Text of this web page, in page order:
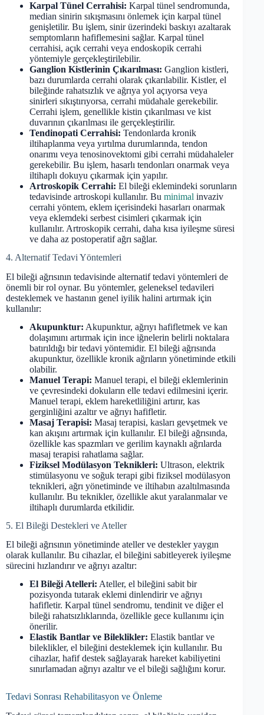
Karpal Tünel Cerrahisi: Karpal tünel sendromunda,
median sinirin sıkışmasını önlemek için karpal tünel
genişletilir. Bu işlem, sinir üzerindeki baskıyı azaltarak
semptomların hafiflemesini sağlar. Karpal tünel
cerrahisi, açık cerrahi veya endoskopik cerrahi
yöntemiyle gerçekleştirilebilir.
Ganglion Kistlerinin Çıkarılması: Ganglion kistleri,
bazı durumlarda cerrahi olarak çıkarılabilir. Kistler, el
bileğinde rahatsızlık ve ağrıya yol açıyorsa veya
sinirleri sıkıştırıyorsa, cerrahi müdahale gerekebilir.
Cerrahi işlem, genellikle kistin çıkarılması ve kist
duvarının çıkarılması ile gerçekleştirilir.
Tendinopati Cerrahisi: Tendonlarda kronik
iltihaplanma veya yırtılma durumlarında, tendon
onarımı veya tenosinovektomi gibi cerrahi müdahaleler
gerekebilir. Bu işlem, hasarlı tendonları onarmak veya
iltihaplı dokuyu çıkarmak için yapılır.
Artroskopik Cerrahi: El bileği eklemindeki sorunların
tedavisinde artroskopi kullanılır. Bu minimal invaziv
cerrahi yöntem, eklem içerisindeki hasarları onarmak
veya eklemdeki serbest cisimleri çıkarmak için
kullanılır. Artroskopik cerrahi, daha kısa iyileşme süresi
ve daha az postoperatif ağrı sağlar.
4. Alternatif Tedavi Yöntemleri
El bileği ağrısının tedavisinde alternatif tedavi yöntemleri de
önemli bir rol oynar. Bu yöntemler, geleneksel tedavileri
desteklemek ve hastanın genel iyilik halini artırmak için
kullanılır:
Akupunktur: Akupunktur, ağrıyı hafifletmek ve kan
dolaşımını artırmak için ince iğnelerin belirli noktalara
batırıldığı bir tedavi yöntemidir. El bileği ağrısında
akupunktur, özellikle kronik ağrıların yönetiminde etkili
olabilir.
Manuel Terapi: Manuel terapi, el bileği eklemlerinin
ve çevresindeki dokuların elle tedavi edilmesini içerir.
Manuel terapi, eklem hareketliliğini artırır, kas
gerginliğini azaltır ve ağrıyı hafifletir.
Masaj Terapisi: Masaj terapisi, kasları gevşetmek ve
kan akışını artırmak için kullanılır. El bileği ağrısında,
özellikle kas spazmları ve gerilim kaynaklı ağrılarda
masaj terapisi rahatlama sağlar.
Fiziksel Modülasyon Teknikleri: Ultrason, elektrik
stimülasyonu ve soğuk terapi gibi fiziksel modülasyon
teknikleri, ağrı yönetiminde ve iltihabın azaltılmasında
kullanılır. Bu teknikler, özellikle akut yaralanmalar ve
iltihaplı durumlarda etkilidir.
5. El Bileği Destekleri ve Ateller
El bileği ağrısının yönetiminde ateller ve destekler yaygın
olarak kullanılır. Bu cihazlar, el bileğini sabitleyerek iyileşme
sürecini hızlandırır ve ağrıyı azaltır:
El Bileği Atelleri: Ateller, el bileğini sabit bir
pozisyonda tutarak eklemi dinlendirir ve ağrıyı
hafifletir. Karpal tünel sendromu, tendinit ve diğer el
bileği rahatsızlıklarında, özellikle gece kullanımı için
önerilir.
Elastik Bantlar ve Bileklikler: Elastik bantlar ve
bileklikler, el bileğini desteklemek için kullanılır. Bu
cihazlar, hafif destek sağlayarak hareket kabiliyetini
sınırlamadan ağrıyı azaltır ve el bileği sağlığını korur.
Tedavi Sonrası Rehabilitasyon ve Önleme